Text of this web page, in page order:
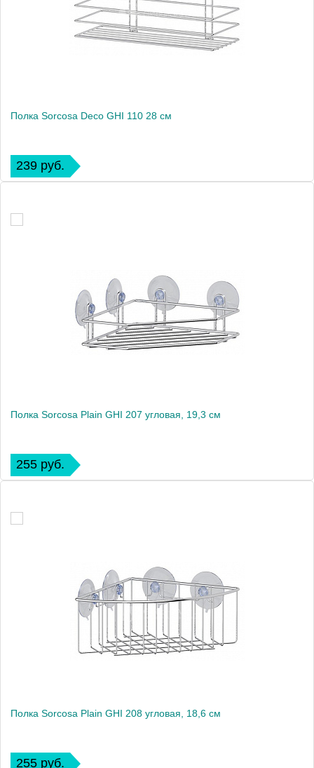
Полка Sorcosa Deco GHI 110 28 см
239 руб.
Полка Sorcosa Plain GHI 207 угловая, 19,3 см
255 руб.
Полка Sorcosa Plain GHI 208 угловая, 18,6 см
255 руб.